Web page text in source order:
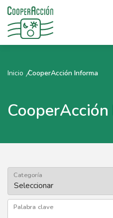
Inicio CooperAcción Informa
CooperAcción
Categoría
Palabra clave